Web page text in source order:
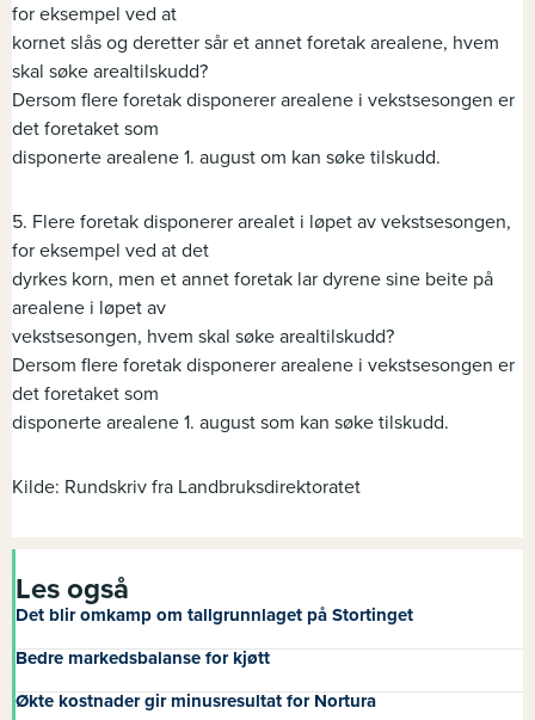
for eksempel ved at
kornet slås og deretter sår et annet foretak arealene, hvem
skal søke arealtilskudd?
Dersom flere foretak disponerer arealene i vekstsesongen er
det foretaket som
disponerte arealene 1. august om kan søke tilskudd.
5. Flere foretak disponerer arealet i løpet av vekstsesongen,
for eksempel ved at det
dyrkes korn, men et annet foretak lar dyrene sine beite på
arealene i løpet av
vekstsesongen, hvem skal søke arealtilskudd?
Dersom flere foretak disponerer arealene i vekstsesongen er
det foretaket som
disponerte arealene 1. august som kan søke tilskudd.
Kilde: Rundskriv fra Landbruksdirektoratet
Les også
Det blir omkamp om tallgrunnlaget på Stortinget
Bedre markedsbalanse for kjøtt
Økte kostnader gir minusresultat for Nortura